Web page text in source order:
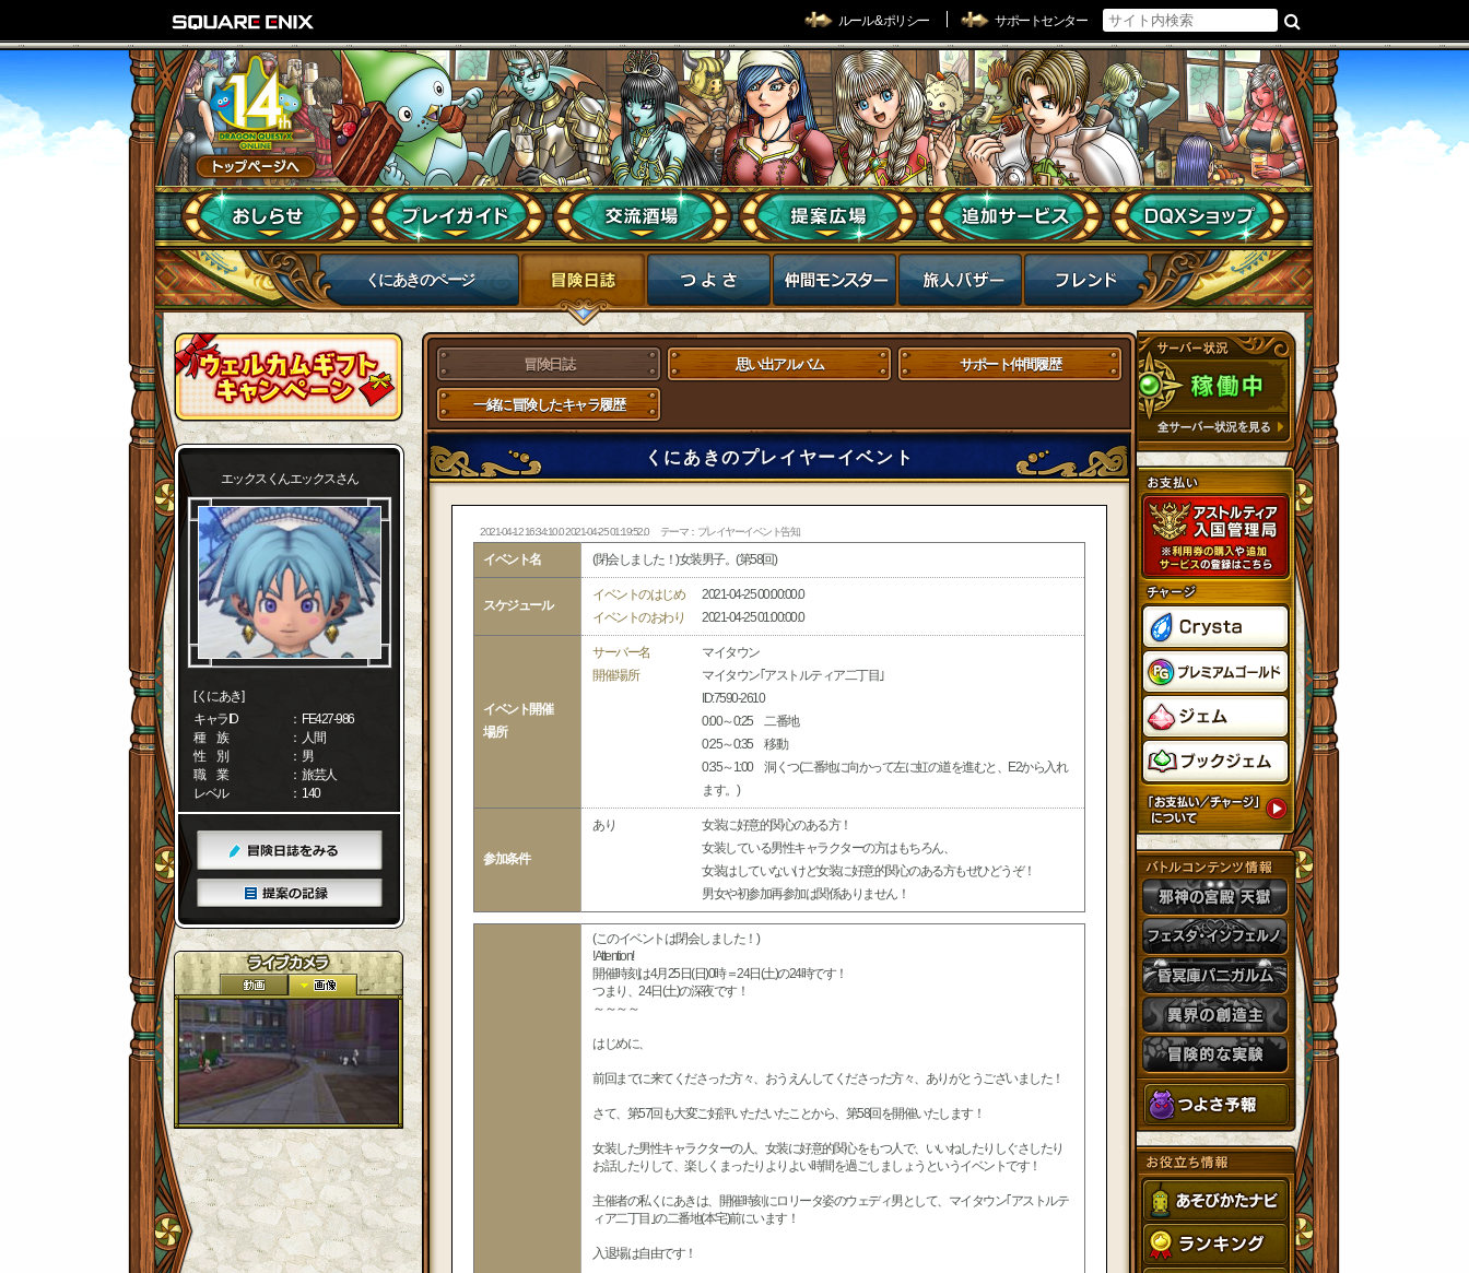
ルール & ポリシー サポートセンター
くにあきのページ
エックスくんエックスさん
[くにあき]
キャラID
： FE427-986
種 族
： 人間
性 別
： 男
職 業
： 旅芸人
レベル
： 140
冒険日誌 思い出アルバム サポート仲間履歴
一緒に冒険したキャラ履歴
くにあきのプレイヤーイベント
2021-04-12 16:34:10.0 2021-04-25 01:19:52.0 テーマ：プレイヤーイベント告知
イベント名 (閉会しました！)女装男子。(第58回)
スケジュール
イベントのはじめ
2021-04-25 00:00:00.0
イベントのおわり
2021-04-25 01:00:00.0
イベント開催
場所
サーバー名
マイタウン
開催場所
マイタウン｢アストルティア二丁目｣
ID:7590-2610
0:00～0:25 二番地
0:25～0:35 移動
0:35～1:00 洞くつ(二番地に向かって左に虹の道を進むと、E2から入れ
ます。)
参加条件
あり
女装に好意的関心のある方！
女装している男性キャラクターの方はもちろん、
女装はしていないけど女装に好意的関心のある方もぜひどうぞ！
男女や初参加再参加は関係ありません！
(このイベントは閉会しました！)
!Attention!
開催時刻は4月25日(日)0時＝24日(土)の24時です！
つまり、24日(土)の深夜です！
～～～～
はじめに、
前回までに来てくださった方々、おうえんしてくださった方々、ありがとうございました！
さて、第57回も大変ご好評いただいたことから、第58回を開催いたします！
女装した男性キャラクターの人、女装に好意的関心をもつ人で、いいねしたりしぐさしたり
お話したりして、楽しくまったりよりよい時間を過ごしましょうというイベントです！
主催者の私くにあきは、開催時刻にロリータ姿のウェディ男として、マイタウン｢アストルテ
ィア二丁目｣の二番地(本宅)前にいます！
入退場は自由です！